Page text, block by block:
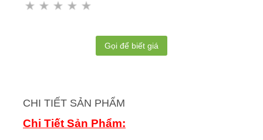
Gọi để biết giá
CHI TIẾT SẢN PHẨM
Chi Tiết Sản Phẩm: